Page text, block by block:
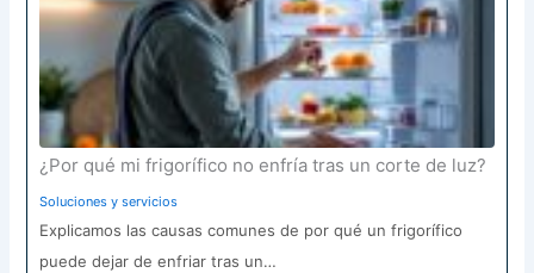
¿Por qué mi frigorífico no enfría tras un corte de luz?
Soluciones y servicios
Explicamos las causas comunes de por qué un frigorífico
puede dejar de enfriar tras un…